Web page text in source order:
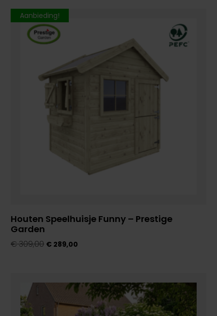
Aanbieding!
Houten Speelhuisje Funny – Prestige
Garden
€309,00 € 289,00